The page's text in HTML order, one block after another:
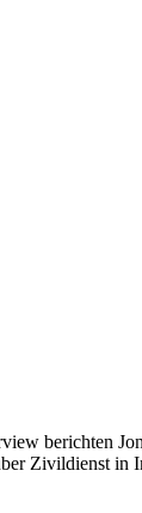
berichten
Zivildienst in